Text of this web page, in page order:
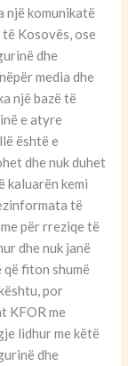
një komunikatë
Kosovës, ose
dhe
media dhe
një bazë të
e atyre
është e
dhe nuk duhet
kaluarën kemi
të
për rreziqe të
dhe nuk janë
fiton shumë
por
KFOR me
lidhur me këtë
dhe